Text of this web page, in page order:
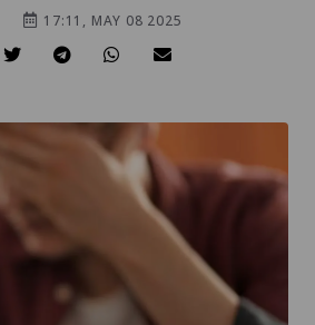
17:11, MAY 08 2025